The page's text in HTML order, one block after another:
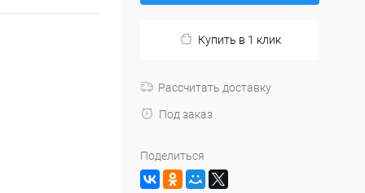
Купить в 1 клик
Рассчитать доставку
Под заказ
Поделиться